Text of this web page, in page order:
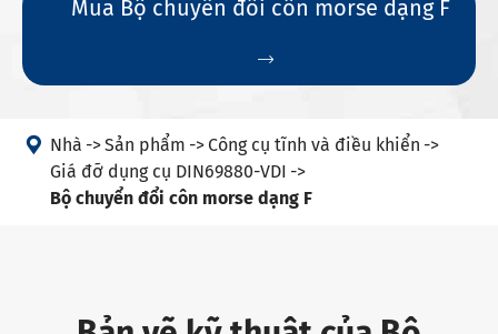
Mua Bộ chuyển đổi côn morse dạng F

 Nhà Sản phẩm
Công cụ tĩnh và điều khiển
Giá đỡ dụng cụ DIN69880-VDI
Bộ chuyển đổi côn morse dạng F